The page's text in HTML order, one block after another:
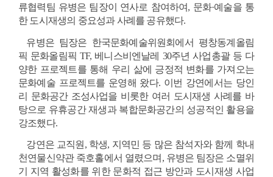
류협력팀 유병은 팀장이 연사로 참여하여, 문화·예술을 통
한 도시재생의 중요성과 사례를 공유했다.
유병은 팀장은 한국문화예술위원회에서 평창동계올림
픽 문화올림픽 TF, 베니스비엔날레 30주년 사업총괄 등 다
양한 프로젝트를 통해 우리 삶에 긍정적 변화를 가져오는
문화예술 프로젝트를 운영해 왔다. 이번 강연에서는 당인
리 문화공간 조성사업을 비롯한 여러 도시재생 사례를 바
탕으로 유휴공간 재생과 복합문화공간의 성공적인 활용을
강조했다.
강연은 교직원, 학생, 지역민 등 많은 참석자와 함께 학내
천연물신약관 죽호홀에서 열렸으며, 유병은 팀장은 소멸위
기 지역 활성화를 위한 문화적 접근 방안과 도시재생 사업